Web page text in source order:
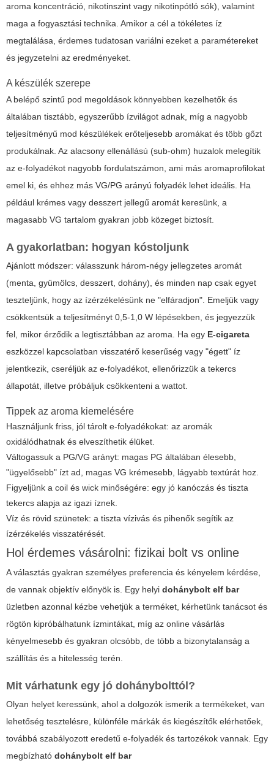
aroma koncentráció, nikotinszint vagy nikotinpótló sók), valamint
maga a fogyasztási technika. Amikor a cél a tökéletes íz
megtalálása, érdemes tudatosan variálni ezeket a paramétereket
és jegyzetelni az eredményeket.
A készülék szerepe
A belépő szintű pod megoldások könnyebben kezelhetők és
általában tisztább, egyszerűbb ízvilágot adnak, míg a nagyobb
teljesítményű mod készülékek erőteljesebb aromákat és több gőzt
produkálnak. Az alacsony ellenállású (sub-ohm) huzalok melegítik
az e-folyadékot nagyobb fordulatszámon, ami más aromaprofilokat
emel ki, és ehhez más VG/PG arányú folyadék lehet ideális. Ha
például krémes vagy desszert jellegű aromát keresünk, a
magasabb VG tartalom gyakran jobb közeget biztosít.
A gyakorlatban: hogyan kóstoljunk
Ajánlott módszer: válasszunk három-négy jellegzetes aromát
(menta, gyümölcs, desszert, dohány), és minden nap csak egyet
teszteljünk, hogy az ízérzékelésünk ne "elfáradjon". Emeljük vagy
csökkentsük a teljesítményt 0,5-1,0 W lépésekben, és jegyezzük
fel, mikor érződik a legtisztábban az aroma. Ha egy E-cigareta
eszközzel kapcsolatban visszatérő keserűség vagy "égett" íz
jelentkezik, cseréljük az e-folyadékot, ellenőrizzük a tekercs
állapotát, illetve próbáljuk csökkenteni a wattot.
Tippek az aroma kiemelésére
Használjunk friss, jól tárolt e-folyadékokat: az aromák
oxidálódhatnak és elveszíthetik élüket.
Váltogassuk a PG/VG arányt: magas PG általában élesebb,
"ügyelősebb" ízt ad, magas VG krémesebb, lágyabb textúrát hoz.
Figyeljünk a coil és wick minőségére: egy jó kanóczás és tiszta
tekercs alapja az igazi íznek.
Víz és rövid szünetek: a tiszta vízivás és pihenők segítik az
ízérzékelés visszatérését.
Hol érdemes vásárolni: fizikai bolt vs online
A választás gyakran személyes preferencia és kényelem kérdése,
de vannak objektív előnyök is. Egy helyi dohánybolt elf bar
üzletben azonnal kézbe vehetjük a terméket, kérhetünk tanácsot és
rögtön kipróbálhatunk ízmintákat, míg az online vásárlás
kényelmesebb és gyakran olcsóbb, de több a bizonytalanság a
szállítás és a hitelesség terén.
Mit várhatunk egy jó dohánybolttól?
Olyan helyet keressünk, ahol a dolgozók ismerik a termékeket, van
lehetőség tesztelésre, különféle márkák és kiegészítők elérhetőek,
továbbá szabályozott eredetű e-folyadék és tartozékok vannak. Egy
megbízható dohánybolt elf bar